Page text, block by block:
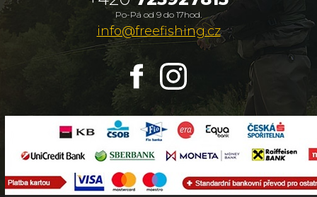
Po-Pá od 9 do 17hod.
info@freefishing.cz